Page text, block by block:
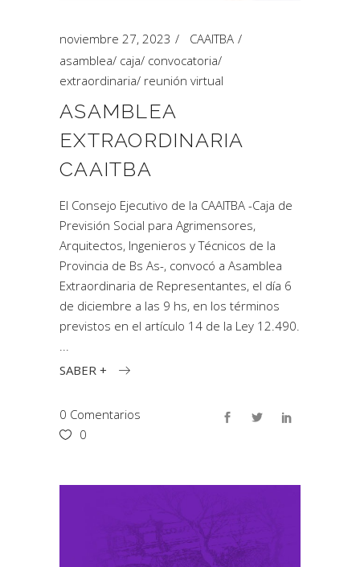
noviembre 27, 2023
CAAITBA
asamblea/ caja/ convocatoria/
extraordinaria/ reunión virtual
ASAMBLEA
EXTRAORDINARIA
CAAITBA
El Consejo Ejecutivo de la CAAITBA -Caja de
Previsión Social para Agrimensores,
Arquitectos, Ingenieros y Técnicos de la
Provincia de Bs As-, convocó a Asamblea
Extraordinaria de Representantes, el día 6
de diciembre a las 9 hs, en los términos
previstos en el artículo 14 de la Ley 12.490.
SABER +
0 Comentarios
0